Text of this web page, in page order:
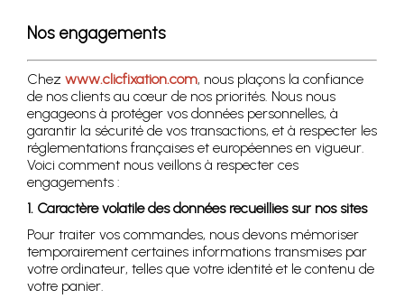
Nos engagements
Chez www.clicfixation.com, nous plaçons la confiance
de nos clients au cœur de nos priorités. Nous nous
engageons à protéger vos données personnelles, à
garantir la sécurité de vos transactions, et à respecter les
réglementations françaises et européennes en vigueur.
Voici comment nous veillons à respecter ces
engagements :
1. Caractère volatile des données recueillies sur nos sites
Pour traiter vos commandes, nous devons mémoriser
temporairement certaines informations transmises par
votre ordinateur, telles que votre identité et le contenu de
votre panier.